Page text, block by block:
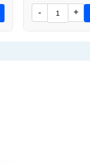
- +